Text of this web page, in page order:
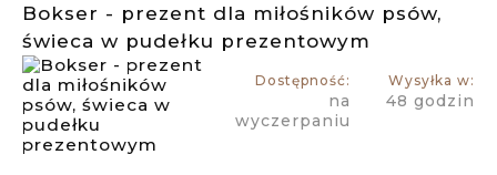
Bokser - prezent dla miłośników psów,
świeca w pudełku prezentowym
Dostępność:
na
wyczerpaniu
Wysyłka w:
48 godzin